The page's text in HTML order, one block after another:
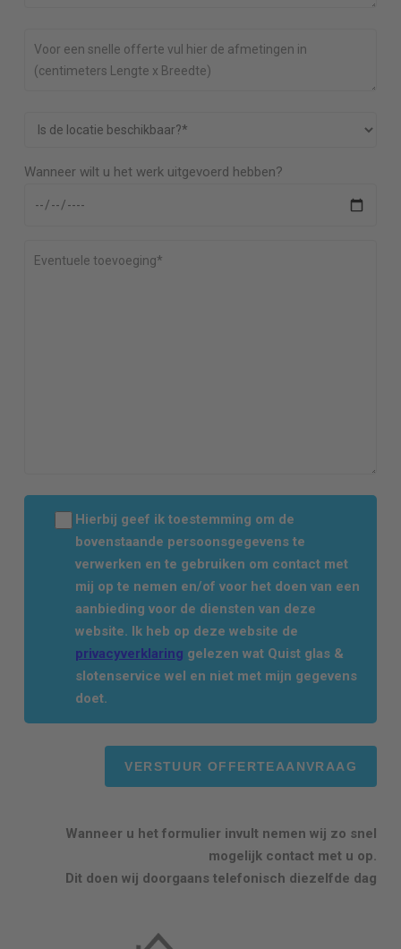
Wanneer wilt u het werk uitgevoerd hebben?
Hierbij geef ik toestemming om de
bovenstaande persoonsgegevens te
verwerken en te gebruiken om contact met
mij op te nemen en/of voor het doen van een
aanbieding voor de diensten van deze
website. Ik heb op deze website de
privacyverklaring gelezen wat Quist glas &
slotenservice wel en niet met mijn gegevens
doet.
Wanneer u het formulier invult nemen wij zo snel
mogelijk contact met u op.
Dit doen wij doorgaans telefonisch diezelfde dag